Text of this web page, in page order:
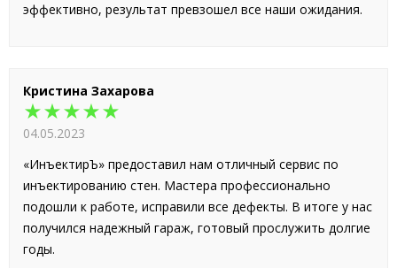
эффективно, результат превзошел все наши ожидания.
Кристина Захарова
★★★★★
04.05.2023
«ИнъектирЪ» предоставил нам отличный сервис по
инъектированию стен. Мастера профессионально
подошли к работе, исправили все дефекты. В итоге у нас
получился надежный гараж, готовый прослужить долгие
годы.